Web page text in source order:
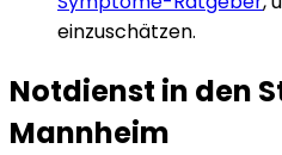
einzuschätzen.
Notdienst in den
Mannheim